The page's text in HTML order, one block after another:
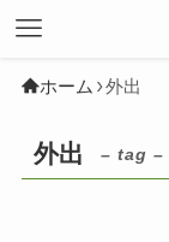
ホーム 外出
外出 – tag –